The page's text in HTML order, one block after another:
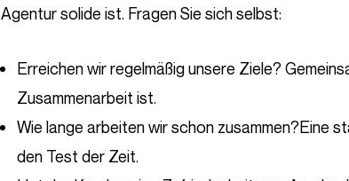
Agentur solide ist. Fragen Sie sich selbst:
Erreichen wir regelmäßig unsere Ziele?
Zusammenarbeit ist.
Wie lange arbeiten wir schon zusammen?Eine
den Test der Zeit.